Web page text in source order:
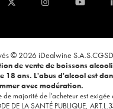
© 2026 iDealwine S.A.S.CGS
de vente de boissons
18 ans. L'abus d'alcool est
avec modération.
de majorité de l'acheteur est
DE LA SANTÉ PUBLIQUE,